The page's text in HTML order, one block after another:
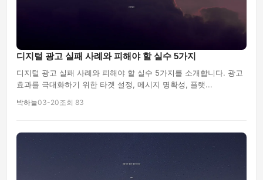
디지털 광고 실패 사례와 피해야 할 실수 5가지
디지털 광고 실패 사례와 피해야 할 실수 5가지를 소개합니다. 광고
효과를 극대화하기 위한 타겟 설정, 메시지 명확성, 플랫...
박하늘03-20조회 83